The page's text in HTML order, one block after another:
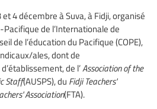
et 4 décembre à Suva, à Fidji, organisé
de l’Internationale de
de l’éducation du Pacifique (COPE),
ales, dont de
de l’ Association of the
Staff(AUSPS), du Fidji Teachers'
Association(FTA).